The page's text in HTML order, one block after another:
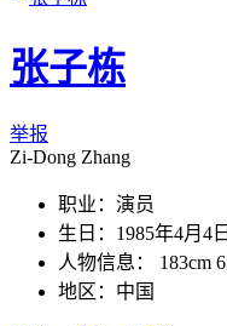
张子栋
举报
Zi-Dong Zhang
职业：演员
生日：1985年4月4日
人物信息： 183cm
地区：中国